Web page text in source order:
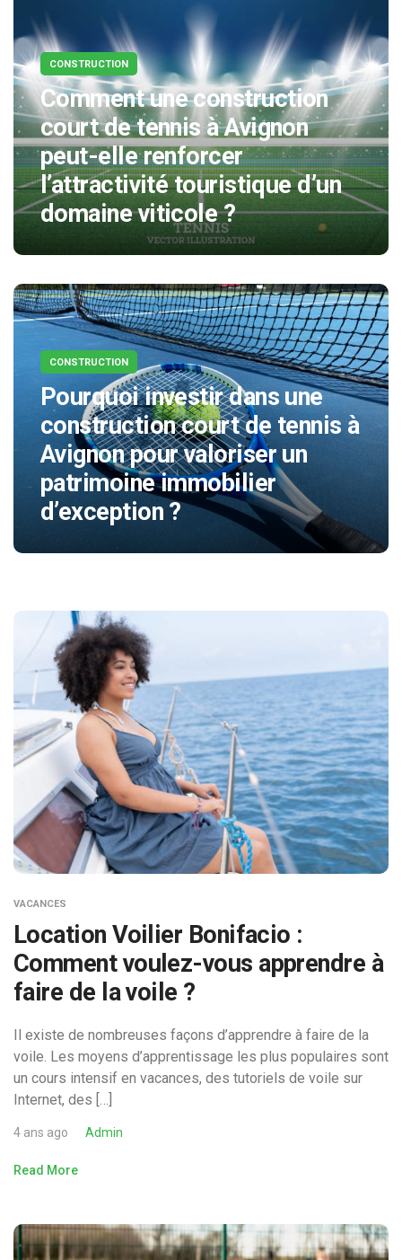
CONSTRUCTION
Comment une construction
court de tennis à Avignon
peut-elle renforcer
l’attractivité touristique d’un
domaine viticole ?
CONSTRUCTION
Pourquoi investir dans une
construction court de tennis à
Avignon pour valoriser un
patrimoine immobilier
d’exception ?
VACANCES
Location Voilier Bonifacio :
Comment voulez-vous apprendre à
faire de la voile ?
Il existe de nombreuses façons d’apprendre à faire de la
voile. Les moyens d’apprentissage les plus populaires sont
un cours intensif en vacances, des tutoriels de voile sur
Internet, des […]
4 ans ago Admin
Read More